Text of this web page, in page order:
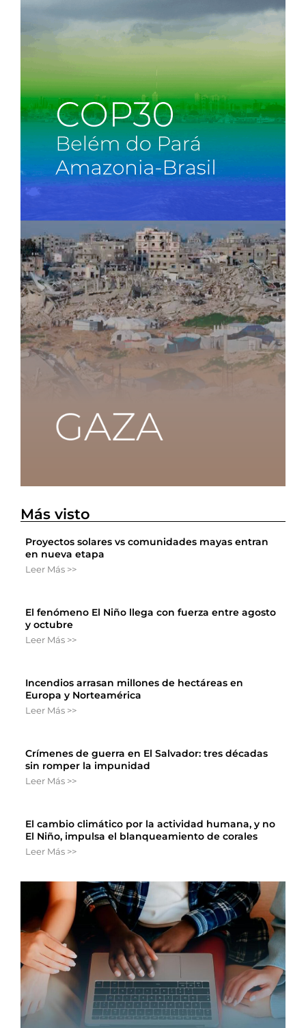
Más visto
Proyectos solares vs comunidades mayas entran
en nueva etapa
Leer Más >>
El fenómeno El Niño llega con fuerza entre agosto
y octubre
Leer Más >>
Incendios arrasan millones de hectáreas en
Europa y Norteamérica
Leer Más >>
Crímenes de guerra en El Salvador: tres décadas
sin romper la impunidad
Leer Más >>
El cambio climático por la actividad humana, y no
El Niño, impulsa el blanqueamiento de corales
Leer Más >>